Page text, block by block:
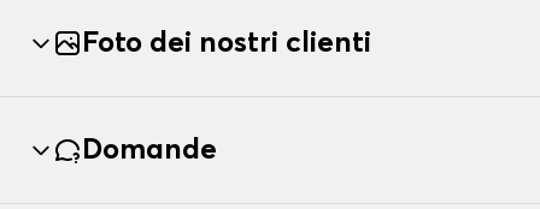
Foto dei nostri clienti
Domande